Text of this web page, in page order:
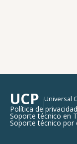
UCP Universal
Política de privacidad
Soporte técnico en
Soporte técnico por